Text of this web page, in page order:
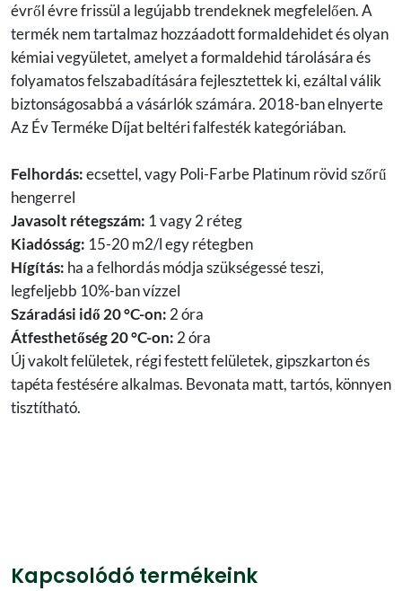
évről évre frissül a legújabb trendeknek megfelelően. A
termék nem tartalmaz hozzáadott formaldehidet és olyan
kémiai vegyületet, amelyet a formaldehid tárolására és
folyamatos felszabadítására fejlesztettek ki, ezáltal válik
biztonságosabbá a vásárlók számára. 2018-ban elnyerte
Az Év Terméke Díjat beltéri falfesték kategóriában.
Felhordás:ecsettel, vagy Poli-Farbe Platinum rövid szőrű
hengerrel
Javasolt rétegszám: 1 vagy 2 réteg
Kiadósság: 15-20 m2/l egy rétegben
Hígítás: ha a felhordás módja szükségessé teszi,
legfeljebb 10%-ban vízzel
Száradási idő 20 °C-on: 2 óra
Átfesthetőség 20 °C-on: 2 óra
Új vakolt felületek, régi festett felületek, gipszkarton és
tapéta festésére alkalmas. Bevonata matt, tartós, könnyen
tisztítható.
Kapcsolódó termékeink